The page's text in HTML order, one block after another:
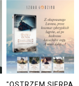
"OSTRZEM SIERPA